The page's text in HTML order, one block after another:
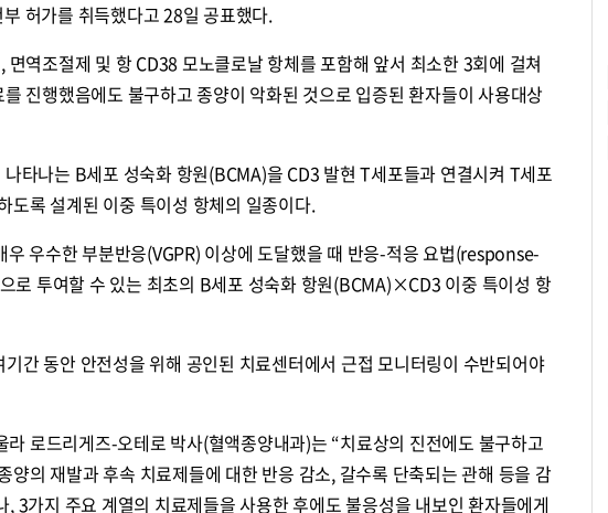
허가를 취득했다고 28일 공표했다.
면역조절제 및 항 CD38 모노클로날 항체를 포함해 앞서 최소한 3회에 걸쳐
진행했음에도 불구하고 종양이 악화된 것으로 입증된 환자들이 사용대상
나타나는 B세포 성숙화 항원(BCMA)을 CD3 발현 T세포들과 연결시켜 T세포
도록 설계된 이중 특이성 항체의 일종이다.
우수한 부분반응(VGPR) 이상에 도달했을 때 반응-적응 요법(response-
투여할 수 있는 최초의 B세포 성숙화 항원(BCMA)×CD3 이중 특이성 항
간 동안 안전성을 위해 공인된 치료센터에서 근접 모니터링이 수반되어야
로드리게즈-오테로 박사(혈액종양내과)는 “치료상의 진전에도 불구하고
양의 재발과 후속 치료제들에 대한 반응 감소, 갈수록 단축되는 관해 등을 감
3가지 주요 계열의 치료제들을 사용한 후에도 불응성을 내보인 환자들에게